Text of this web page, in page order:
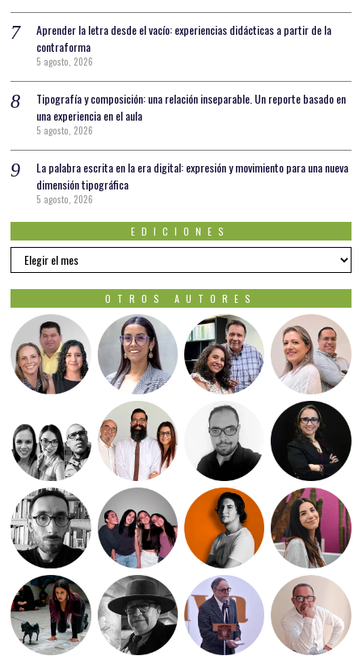
Aprender la letra desde el vacío: experiencias didácticas a partir de la
contraforma
5 agosto, 2026
Tipografía y composición: una relación inseparable. Un reporte basado en
una experiencia en el aula
5 agosto, 2026
La palabra escrita en la era digital: expresión y movimiento para una nueva
dimensión tipográfica
5 agosto, 2026
EDICIONES
EDICIONES
OTROS AUTORES